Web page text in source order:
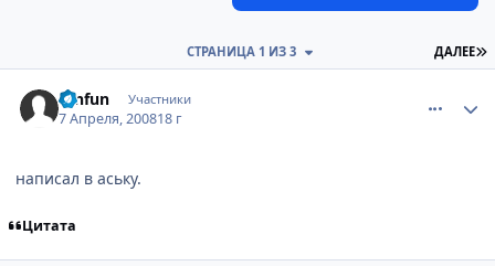
ДАЛЕЕ
СТРАНИЦА 1 ИЗ 3
renfun Участники
7 Апреля, 200818 г
написал в аську.
Цитата